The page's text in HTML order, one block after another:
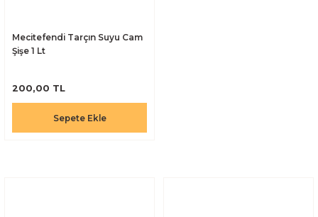
Mecitefendi Tarçın Suyu Cam
Şişe 1 Lt
200,00 TL
Sepete Ekle